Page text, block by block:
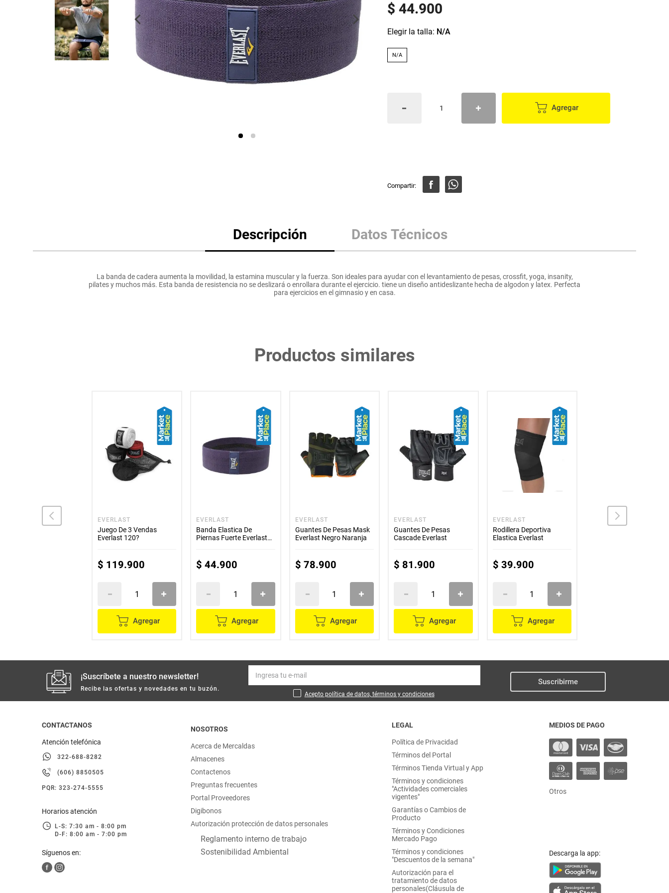
lácteos y refrigerados
vinos y licores
$44.900
: N/A
N/A
Agregar
Descripción Datos Técnicos
La banda de cadera aumenta la movilidad, la estamina muscular y la fuerza. Son ideales para ayudar con el levantamiento de pesas, crossfit, yoga, insanity,
pilates y muchos más. Esta banda de resistencia no se deslizará o enrollara durante el ejercicio. tiene un diseño antideslizante hecha de algodon y latex. Perfecta
para ejercicios en el gimnasio y en casa.
Productos similares
EVERLAST
Juego De 3 Vendas
Everlast 120?
$ 119.900
Agregar
EVERLAST
Banda Elastica De
Piernas Fuerte Everlast
$ 44.900
Agregar
EVERLAST
Guantes De Pesas Mask
Everlast Negro Naranja
$ 78.900
Agregar
EVERLAST
Guantes De Pesas
Cascade Everlast
$ 81.900
Agregar
EVERLAST
Rodillera Deportiva
Elastica Everlast
$ 39.900
Agregar
GENERICO
¡Suscríbete a nuestro newsletter!
Recibe las ofertas y novedades en tu buzón.
Acepto política de datos, términos y condiciones
Suscribirme
CONTACTANOS
Atención telefónica
322-688-8282
(606) 8850505
PQR: 323-274-5555
Horarios atención
L-S: 7:30 am - 8:00 pm
D-F: 8:00 am - 7:00 pm
Síguenos en:
NOSOTROS
Acerca de Mercaldas
Almacenes
Contactenos
Preguntas frecuentes
Portal Proveedores
Digibonos
Autorización protección de datos personales
Reglamento interno de trabajo
Sostenibilidad Ambiental
LEGAL
Política de Privacidad
Términos del Portal
Términos Tienda Virtual y App
Términos y condiciones
"Actividades comerciales
vigentes"
Garantías o Cambios de
Producto
Términos y Condiciones
Mercado Pago
Términos y condiciones
"Descuentos de la semana"
Autorización para el
tratamiento de datos
personales(Cláusula de
MEDIOS DE PAGO
Otros
Descarga la app:
Aceite